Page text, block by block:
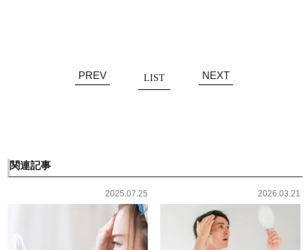
PREV LIST NEXT
関連記事
2025.07.25 2026.03.21